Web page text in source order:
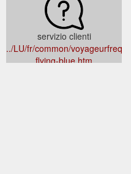
servizio clienti
../LU/fr/common/
flying-blue.htm